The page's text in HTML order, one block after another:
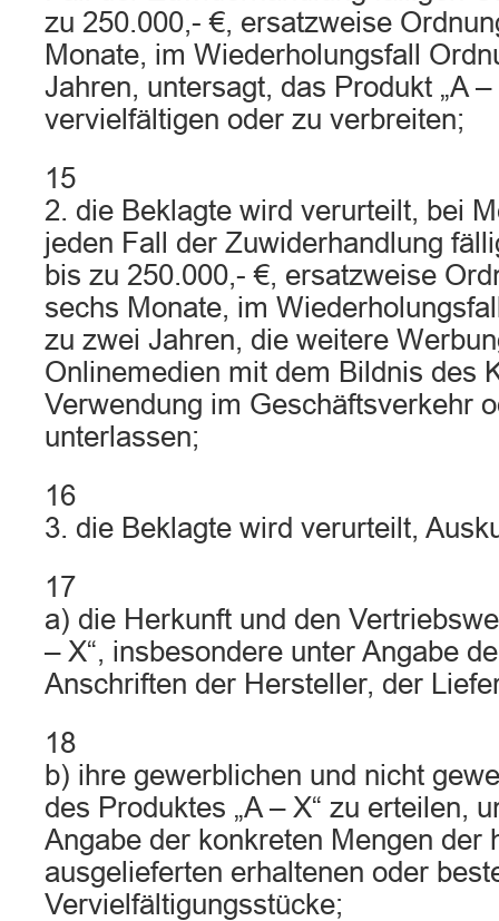
zu 250.000,- €, ersatzweise
Monate, im Wiederholungsfall
Jahren, untersagt, das Produkt „A
vervielfältigen oder zu verbreiten;
15
2. die Beklagte wird verurteilt, bei
jeden Fall der Zuwiderhandlung
bis zu 250.000,- €, ersatzweise
sechs Monate, im
zu zwei Jahren, die weitere
Onlinemedien mit dem Bildnis des
Verwendung im Geschäftsverkehr
unterlassen;
16
3. die Beklagte wird verurteilt,
17
a) die Herkunft und den
– X“, insbesondere unter Angabe
Anschriften der Hersteller, der
18
b) ihre gewerblichen und nicht
des Produktes „A – X“ zu erteilen,
Angabe der konkreten Mengen der
ausgelieferten erhaltenen oder
Vervielfältigungsstücke;